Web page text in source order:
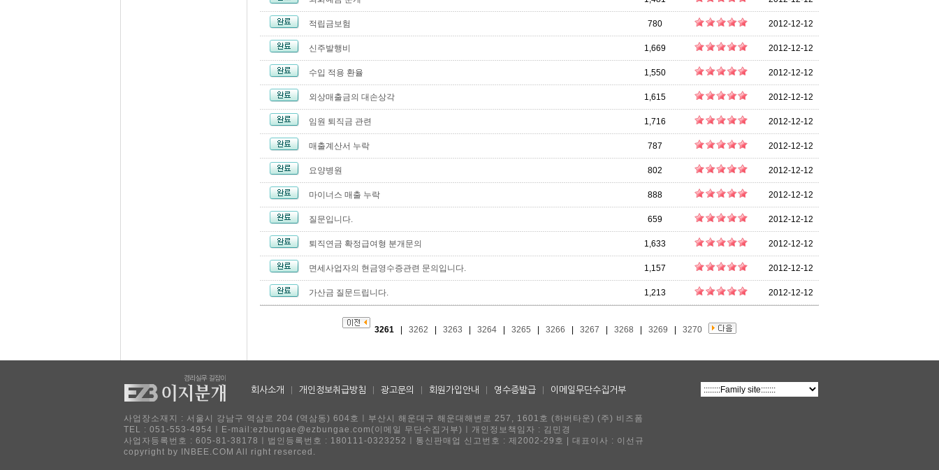
적립금보험 780 2012-12-12
신주발행비 1,669 2012-12-12
수입 적용 환율 1,550 2012-12-12
외상매출금의 대손상각 1,615 2012-12-12
임원 퇴직금 관련 1,716 2012-12-12
매출계산서 누락 787 2012-12-12
요양병원 802 2012-12-12
마이너스 매출 누락 888 2012-12-12
질문입니다. 659 2012-12-12
퇴직연금 확정급여형 분개문의 1,633 2012-12-12
면세사업자의 현금영수증관련 문의입니다. 1,157 2012-12-12
가산금 질문드립니다. 1,213 2012-12-12
3261 3262 3263 3264 3265 3266 3267 3268 3269 3270
회사소개 개인정보취급방침 광고문의 회원가입안내 영수증발급 이메일무단수집거부
사업장소재지 : 서울시 강남구 역삼로 204 (역삼동) 604호ㅣ부산시 해운대구 해운대해변로 257, 1601호 (하버타운) (주) 비즈폼
TEL : 051-553-4954ㅣE-mail:ezbungae@ezbungae.com(이메일 무단수집거부)ㅣ개인정보책임자 : 김민경
사업자등록번호 : 605-81-38178ㅣ법인등록번호 : 180111-0323252ㅣ통신판매업 신고번호 : 제2002-29호 | 대표이사 : 이선규
copyright by INBEE.COM All right reserced.